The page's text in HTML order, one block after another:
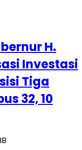
H.
Investasi
Tiga
32, 10